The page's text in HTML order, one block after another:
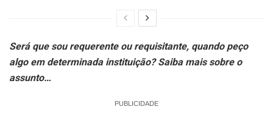
Será que sou requerente ou requisitante, quando peço
algo em determinada instituição? Saiba mais sobre o
assunto…
PUBLICIDADE